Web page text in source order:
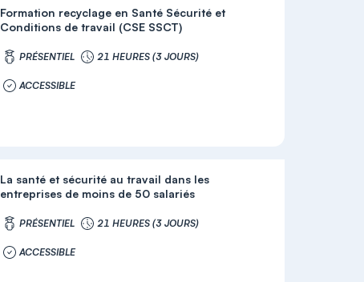
Formation recyclage en Santé Sécurité et
Conditions de travail (CSE SSCT)
PRÉSENTIEL 21 HEURES (3 JOURS)
ACCESSIBLE
La santé et sécurité au travail dans les
entreprises de moins de 50 salariés
PRÉSENTIEL 21 HEURES (3 JOURS)
ACCESSIBLE